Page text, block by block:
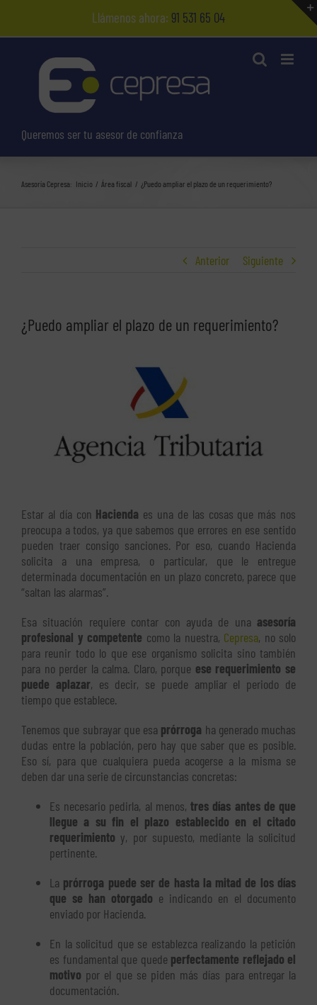
contenido
Llámenos ahora: 91 531 65 04
Queremos ser tu asesor de confianza
Asesoría Cepresa: Inicio Área fiscal ¿Puedo ampliar el plazo de un requerimiento?
Anterior Siguiente
¿Puedo ampliar el plazo de un requerimiento?
Estar al día con Hacienda es una de las cosas que más nos
preocupa a todos, ya que sabemos que errores en ese sentido
pueden traer consigo sanciones. Por eso, cuando Hacienda
solicita a una empresa, o particular, que le entregue
determinada documentación en un plazo concreto, parece que
“saltan las alarmas”.
Esa situación requiere contar con ayuda de una asesoría
profesional y competente como la nuestra, Cepresa, no solo
para reunir todo lo que ese organismo solicita sino también
para no perder la calma. Claro, porque ese requerimiento se
puede aplazar, es decir, se puede ampliar el periodo de
tiempo que establece.
Tenemos que subrayar que esa prórroga ha generado muchas
dudas entre la población, pero hay que saber que es posible.
Eso sí, para que cualquiera pueda acogerse a la misma se
deben dar una serie de circunstancias concretas:
Es necesario pedirla, al menos,tres días antes de que
llegue a su fin el plazo establecido en el citado
requerimiento y, por supuesto, mediante la solicitud
pertinente.
La prórroga puede ser de hasta la mitad de los días
que se han otorgado e indicando en el documento
enviado por Hacienda.
En la solicitud que se establezca realizando la petición
es fundamental que quede perfectamente reflejado el
motivo por el que se piden más días para entregar la
documentación.